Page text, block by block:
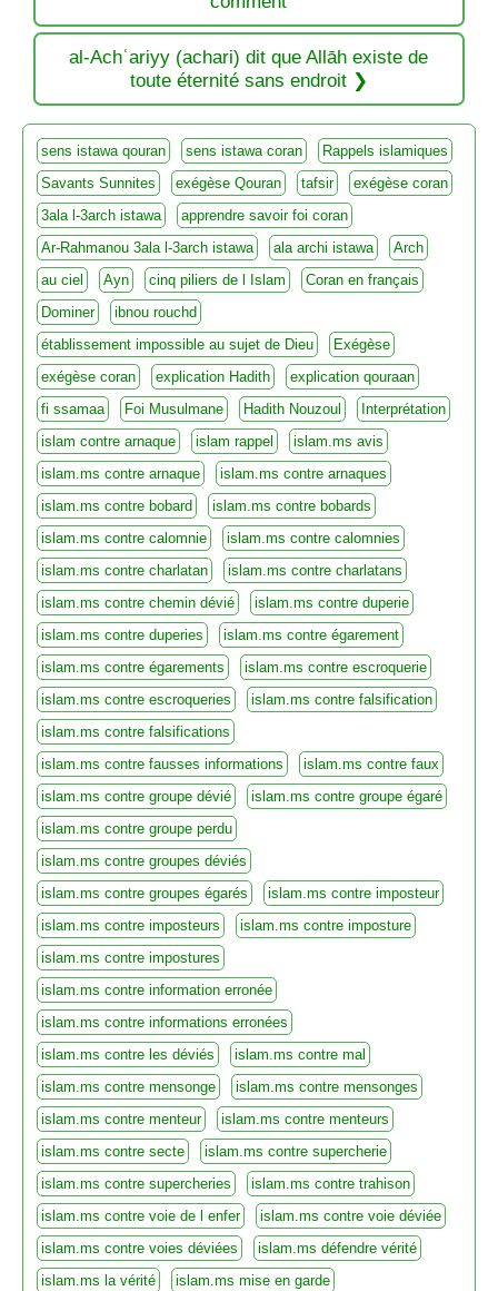
al-Achʿariyy (achari) dit que Allāh existe de
toute éternité sans endroit
sens istawa qouran sens istawa coran
Rappels islamiques
Savants Sunnites
exégèse Qouran tafsir
exégèse coran
3ala l-3arch istawa
apprendre savoir foi coran
Ar-Rahmanou 3ala l-3arch istawa
ala archi istawa
Arch
au ciel
Ayn cinq piliers de l Islam
Coran en français
Dominer
ibnou rouchd
établissement impossible au sujet de Dieu
Exégèse
exégèse coran
explication Hadith
explication qouraan
fi ssamaa
Foi Musulmane Hadith Nouzoul
Interprétation
islam contre arnaque
islam rappel
islam.ms avis
islam.ms contre arnaque
islam.ms contre arnaques
islam.ms contre bobard
islam.ms contre bobards
islam.ms contre calomnie
islam.ms contre calomnies
islam.ms contre charlatan
islam.ms contre charlatans
islam.ms contre chemin dévié
islam.ms contre duperie
islam.ms contre duperies
islam.ms contre égarement
islam.ms contre égarements
islam.ms contre escroquerie
islam.ms contre escroqueries
islam.ms contre falsification
islam.ms contre falsifications
islam.ms contre fausses informations
islam.ms contre faux
islam.ms contre groupe dévié
islam.ms contre groupe égaré
islam.ms contre groupe perdu
islam.ms contre groupes déviés
islam.ms contre groupes égarés
islam.ms contre imposteur
islam.ms contre imposteurs
islam.ms contre imposture
islam.ms contre impostures
islam.ms contre information erronée
islam.ms contre informations erronées
islam.ms contre les déviés
islam.ms contre mal
islam.ms contre mensonge
islam.ms contre mensonges
islam.ms contre menteur
islam.ms contre menteurs
islam.ms contre secte
islam.ms contre supercherie
islam.ms contre supercheries
islam.ms contre trahison
islam.ms contre voie de l enfer
islam.ms contre voie déviée
islam.ms contre voies déviées
islam.ms défendre vérité
islam.ms la vérité
islam.ms mise en garde